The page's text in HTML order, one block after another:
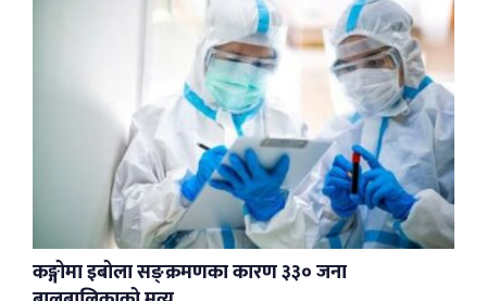
कङ्गोमा इबोला सङ्क्रमणका कारण ३३० जना